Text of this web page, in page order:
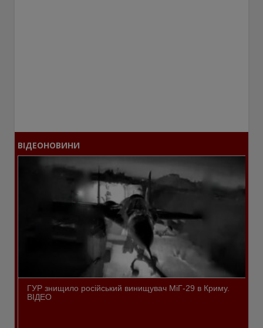
ВІДЕОНОВИНИ
ГУР знищило російський винищувач МіГ-29 в Криму.
ВІДЕО